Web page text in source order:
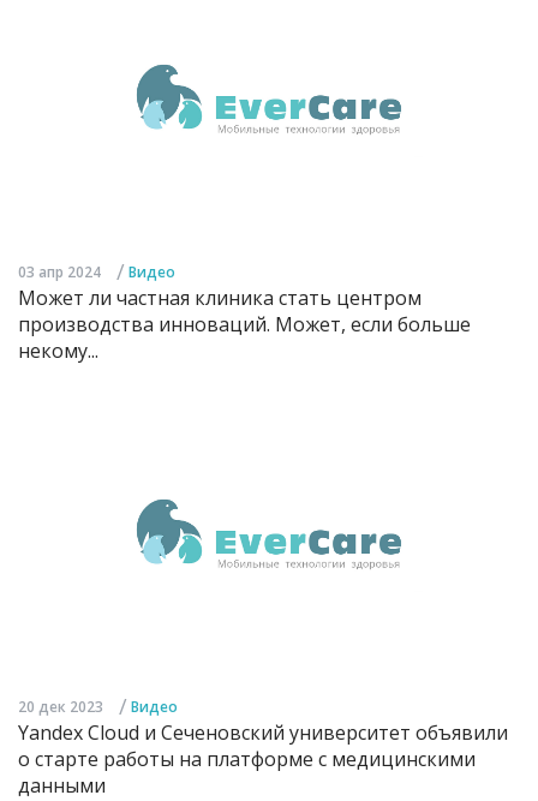
03 апр 2024 / Видео
Может ли частная клиника стать центром
производства инноваций. Может, если больше
некому...
20 дек 2023 / Видео
Yandex Cloud и Сеченовский университет объявили
о старте работы на платформе с медицинскими
данными